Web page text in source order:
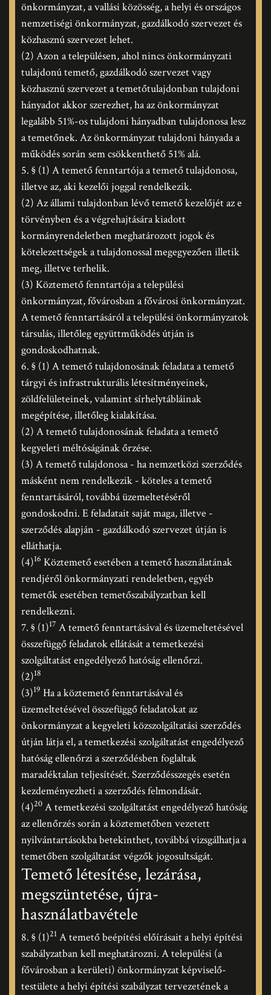
önkormányzat, a vallási közösség, a helyi és országos
nemzetiségi önkormányzat, gazdálkodó szervezet és
közhasznú szervezet lehet.
(2) Azon a településen, ahol nincs önkormányzati
tulajdonú temető, gazdálkodó szervezet vagy
közhasznú szervezet a temetőtulajdonban tulajdoni
hányadot akkor szerezhet, ha az önkormányzat
legalább 51%-os tulajdoni hányadban tulajdonosa lesz
a temetőnek. Az önkormányzat tulajdoni hányada a
működés során sem csökkenthető 51% alá.
5. § (1) A temető fenntartója a temető tulajdonosa,
illetve az, aki kezelői joggal rendelkezik.
(2) Az állami tulajdonban lévő temető kezelőjét az e
törvényben és a végrehajtására kiadott
kormányrendeletben meghatározott jogok és
kötelezettségek a tulajdonossal megegyezően illetik
meg, illetve terhelik.
(3) Köztemető fenntartója a települési
önkormányzat, fővárosban a fővárosi önkormányzat.
A temető fenntartásáról a települési önkormányzatok
társulás, illetőleg együttműködés útján is
gondoskodhatnak.
6. § (1) A temető tulajdonosának feladata a temető
tárgyi és infrastrukturális létesítményeinek,
zöldfelületeinek, valamint sírhelytábláinak
megépítése, illetőleg kialakítása.
(2) A temető tulajdonosának feladata a temető
kegyeleti méltóságának őrzése.
(3) A temető tulajdonosa - ha nemzetközi szerződés
másként nem rendelkezik - köteles a temető
fenntartásáról, továbbá üzemeltetéséről
gondoskodni. E feladatait saját maga, illetve -
szerződés alapján - gazdálkodó szervezet útján is
elláthatja.
(4)16 Köztemető esetében a temető használatának
rendjéről önkormányzati rendeletben, egyéb
temetők esetében temetőszabályzatban kell
rendelkezni.
7. § (1)17 A temető fenntartásával és üzemeltetésével
összefüggő feladatok ellátását a temetkezési
szolgáltatást engedélyező hatóság ellenőrzi.
(2)18
(3)19 Ha a köztemető fenntartásával és
üzemeltetésével összefüggő feladatokat az
önkormányzat a kegyeleti közszolgáltatási szerződés
útján látja el, a temetkezési szolgáltatást engedélyező
hatóság ellenőrzi a szerződésben foglaltak
maradéktalan teljesítését. Szerződésszegés esetén
kezdeményezheti a szerződés felmondását.
(4)20 A temetkezési szolgáltatást engedélyező hatóság
az ellenőrzés során a köztemetőben vezetett
nyilvántartásokba betekinthet, továbbá vizsgálhatja a
temetőben szolgáltatást végzők jogosultságát.
Temető létesítése, lezárása,
megszüntetése, újra-
használatbavétele
8. § (1)21 A temető beépítési előírásait a helyi építési
szabályzatban kell meghatározni. A települési (a
fővárosban a kerületi) önkormányzat képviselő-
testülete a helyi építési szabályzat tervezetének a